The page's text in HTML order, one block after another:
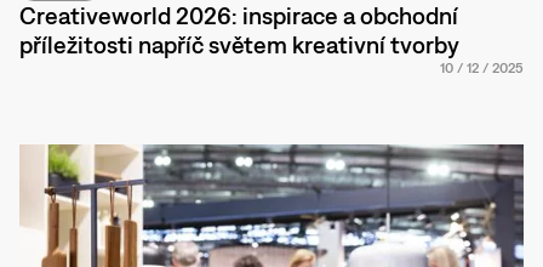
Creativeworld 2026: inspirace a obchodní
příležitosti napříč světem kreativní tvorby
10 / 12 / 2025